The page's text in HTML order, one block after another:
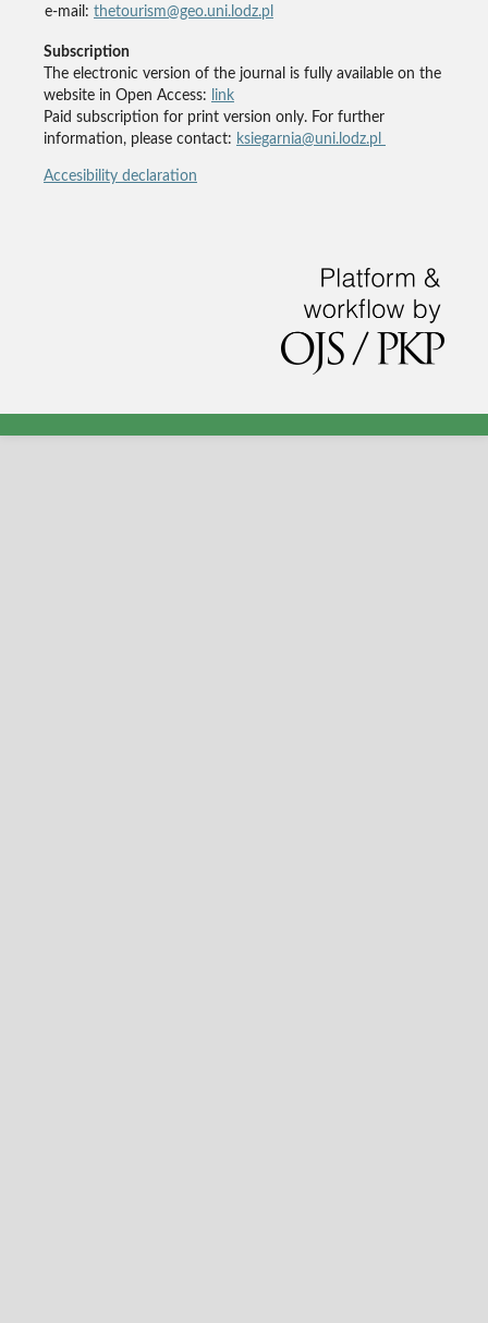
e-mail: thetourism@geo.uni.lodz.pl
Subscription
The electronic version of the journal is fully available on the
website in Open Access:
link
Paid subscription for print version only. For further
information, please contact: ksiegarnia@uni.lodz.pl
Accesibility declaration